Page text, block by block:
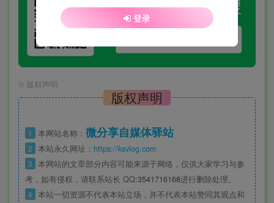
© 版权声明
版权声明
1 本网站名称： 微分享自媒体驿站
2 本站永久网址： https://ksvlog.com
3 本网站的文章部分内容可能来源于网络，仅供大家学习与参
考，如有侵权，请联系站长 QQ:3541716168进行删除处理。
4 本站一切资源不代表本站立场，并不代表本站赞同其观点和
登录